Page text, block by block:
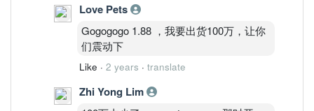
Love Pets
Gogogogo 1.88 ，我要出货100万，让你
们震动下
Like · 2 years · translate
Zhi Yong Lim